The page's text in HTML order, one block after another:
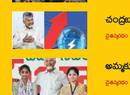
చైతన్యరధం
చైతన్యరధం